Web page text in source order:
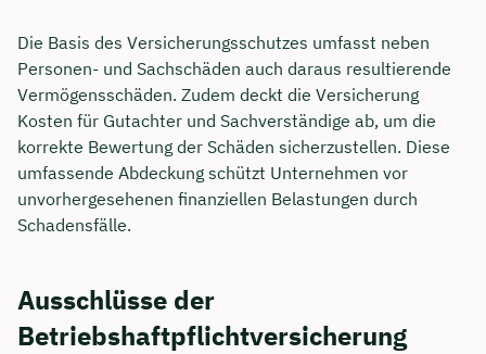
Die Basis des Versicherungsschutzes umfasst neben
Personen- und Sachschäden auch daraus resultierende
Vermögensschäden. Zudem deckt die Versicherung
Kosten für Gutachter und Sachverständige ab, um die
korrekte Bewertung der Schäden sicherzustellen. Diese
umfassende Abdeckung schützt Unternehmen vor
unvorhergesehenen finanziellen Belastungen durch
Schadensfälle.
Ausschlüsse der
Betriebshaftpflichtversicherung